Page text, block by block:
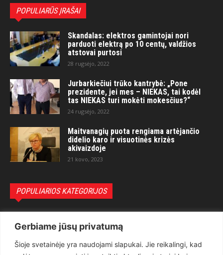
Gerbiame jūsų privatumą
Šioje svetainėje yra naudojami slapukai. Jie reikalingi, kad
POPULIARŪS ĮRAŠAI
Skandalas: elektros gamintojai nori
parduoti elektrą po 10 centų, valdžios
atstovai purtosi
28 rugsėjo, 2022
Jurbarkiečiui trūko kantrybė: „Pone
prezidente, jei mes – NIEKAS, tai kodėl
tas NIEKAS turi mokėti mokesčius?“
24 rugsėjo, 2022
Maitvanagių puota rengiama artėjančio
didelio karo ir visuotinės krizės
akivaizdoje
21 kovo, 2023
POPULIARIOS KATEGORIJOS
Teisėsauga
1497